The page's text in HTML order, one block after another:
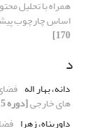
همراه با تحلیل
اساس چارچوب
170]
د
دانه، بهار اله
های خارجی[دوره 15، شماره 1، 1395، صفحه 47-70]
داورپناه، زهرا